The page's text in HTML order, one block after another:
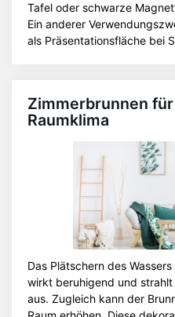
Tafel oder schwarze
Ein anderer
als Präsentationsfläche bei
Zimmerbrunnen
Raumklima
Das Plätschern des
wirkt beruhigend und strahlt
aus. Zugleich kann der